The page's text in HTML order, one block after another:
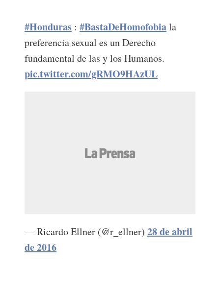
#Honduras : #BastaDeHomofobiala
preferencia sexual es un Derecho
fundamental de las y los Humanos.
pic.twitter.com/gRMO9HAzUL
— Ricardo Ellner (@r_ellner) 28 de abril
de 2016